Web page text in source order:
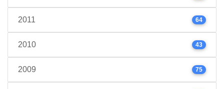
2011 64
2010 43
2009 75